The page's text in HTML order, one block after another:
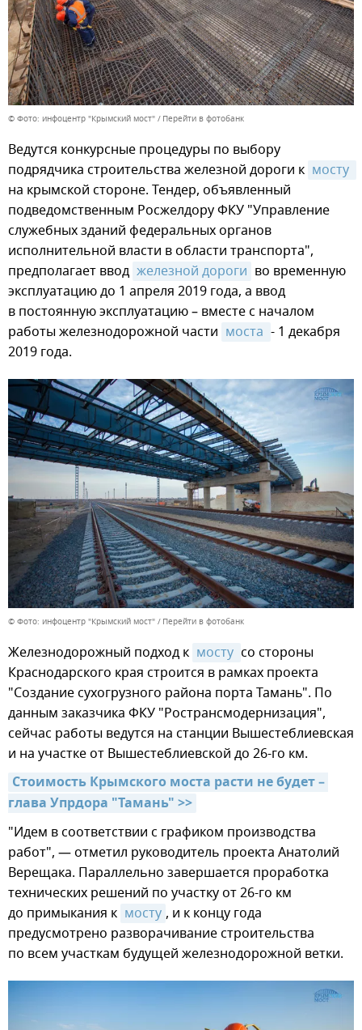
© Фото: инфоцентр "Крымский мост" Перейти в фотобанк
Ведутся конкурсные процедуры по выбору
подрядчика строительства железной дороги к
на крымской стороне. Тендер, объявленный
подведомственным Росжелдору ФКУ "Управление
служебных зданий федеральных органов
исполнительной власти в области транспорта",
предполагает ввод железной дороги во временную
эксплуатацию до 1 апреля 2019 года, а ввод
в постоянную эксплуатацию – вместе с началом
работы железнодорожной части моста - 1 декабря
2019 года.
© Фото: инфоцентр "Крымский мост" Перейти в фотобанк
Железнодорожный подход к мосту со стороны
Краснодарского края строится в рамках проекта
"Создание сухогрузного района порта Тамань". По
данным заказчика ФКУ "Ространсмодернизация",
сейчас работы ведутся на станции Вышестеблиевская
и на участке от Вышестеблиевской до 26-го км.
Стоимость Крымского моста расти не будет –
глава Упрдора "Тамань" >>
"Идем в соответствии с графиком производства
работ", — отметил руководитель проекта Анатолий
Верещака. Параллельно завершается проработка
технических решений по участку от 26-го км
до примыкания к мосту , и к концу года
предусмотрено разворачивание строительства
по всем участкам будущей железнодорожной ветки.